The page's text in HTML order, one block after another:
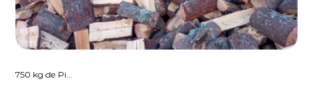
750 kg de Pi...